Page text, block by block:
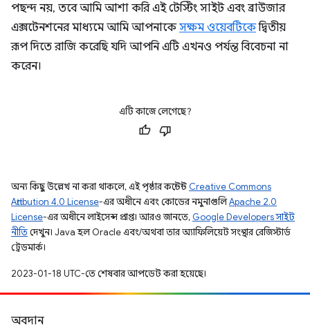
পছন্দ নয়, তবে আমি আশা করি এই টেস্টিং সাইট এবং ব্রাউজার
এক্সটেনশনের মাধ্যমে আমি আপনাকেসক্ষম ওয়েবটিকেদ্বিতীয়
রূপ দিতে রাজি করেছি যদি আপনি এটি এখনও পর্যন্ত বিবেচনা না
করেন।
এটি কাজে লেগেছে?
অন্য কিছু উল্লেখ না করা থাকলে, এই পৃষ্ঠার কন্টেন্ট Creative Commons
Attribution 4.0 License-এর অধীনে এবং কোডের নমুনাগুলিApache 2.0
License-এর অধীনে লাইসেন্স প্রাপ্ত। আরও জানতে, Google Developers সাইট
নীতিদেখুন। Java হল Oracle এবং/অথবা তার অ্যাফিলিয়েট সংস্থার রেজিস্টার্ড
ট্রেডমার্ক।
2023-01-18 UTC-তে শেষবার আপডেট করা হয়েছে।
অবদান